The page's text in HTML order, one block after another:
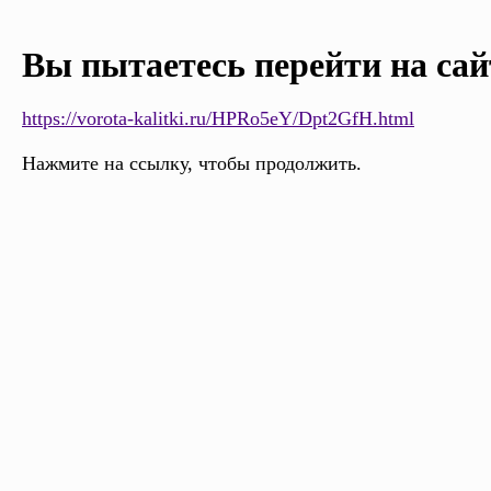
Вы пытаетесь перейти на
https://vorota-kalitki.ru/HPRo5eY/Dpt2GfH.html
Нажмите на ссылку, чтобы продолжить.